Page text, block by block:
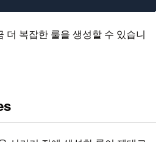
더 복잡한 룰을 생성할 수 있습니